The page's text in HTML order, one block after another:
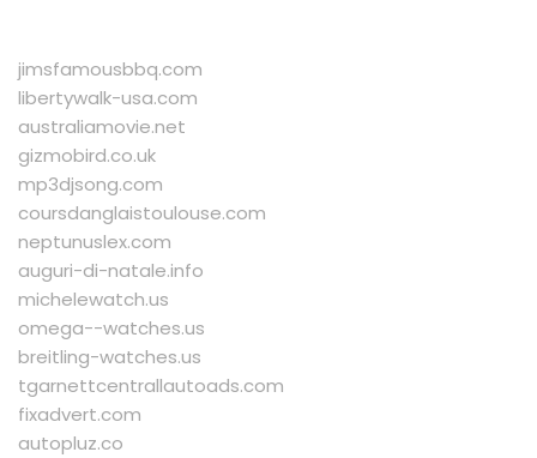
jimsfamousbbq.com
libertywalk-usa.com
australiamovie.net
gizmobird.co.uk
mp3djsong.com
coursdanglaistoulouse.com
neptunuslex.com
auguri-di-natale.info
michelewatch.us
omega--watches.us
breitling-watches.us
tgarnettcentrallautoads.com
fixadvert.com
autopluz.co